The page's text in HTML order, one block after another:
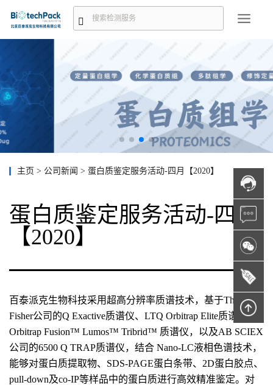
主页 > 公司新闻 > 蛋白质鉴定服务活动-四月【2020】
蛋白质鉴定服务活动-四月
【2020】
百泰派克生物科技采用超高分辨率质谱技术，基于Thermo
Fisher公司的Q Exactive质谱仪、LTQ Orbitrap Elite质谱仪、
Orbitrap Fusion™ Lumos™ Tribrid™ 质谱仪，以及AB SCIEX
公司的6500 Q TRAP质谱仪，结合 Nano-LC液相色谱技术，
能够对蛋白质提取物、SDS-PAGE蛋白条带、2D蛋白胶点、
pull-down及co-IP等样品中的蛋白质进行高效精准鉴定。对